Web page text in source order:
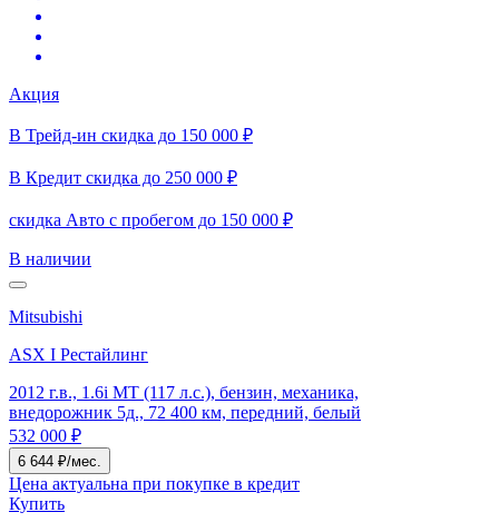
Акция
В Трейд-ин скидка до 150 000 ₽
В Кредит скидка до 250 000 ₽
скидка Авто с пробегом до 150 000 ₽
В наличии
Mitsubishi
ASX I Рестайлинг
2012 г.в., 1.6i MT (117 л.с.), бензин, механика,
внедорожник 5д., 72 400 км, передний, белый
532 000 ₽
6 644 ₽/мес.
Цена актуальна при покупке в кредит
Купить